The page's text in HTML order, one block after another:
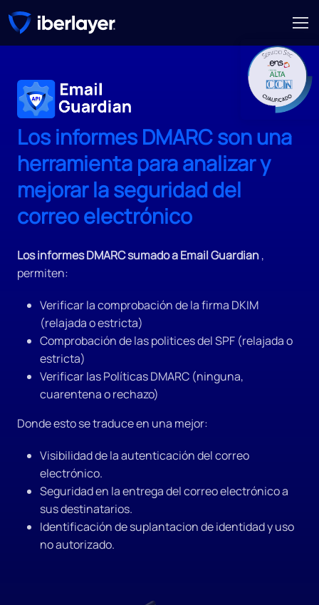
Los informes DMARC son una
herramienta para analizar y
mejorar la seguridad del
correo electrónico
Los informes DMARC sumado a Email Guardian,
permiten:
Verificar la comprobación de la firma DKIM
(relajada o estricta)
Comprobación de las politices del SPF (relajada o
estricta)
Verificar las Políticas DMARC (ninguna,
cuarentena o rechazo)
Donde esto se traduce en una mejor:
Visibilidad de la autenticación del correo
electrónico.
Seguridad en la entrega del correo electrónico a
sus destinatarios.
Identificación de suplantacion de identidad y uso
no autorizado.